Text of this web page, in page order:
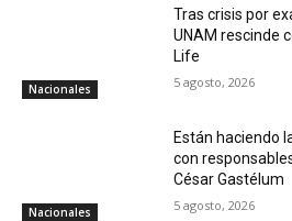
Nacionales
Tras crisis por
UNAM rescinde
Life
5 agosto, 2026
Nacionales
Están haciendo
con
César Gastélum
5 agosto, 2026